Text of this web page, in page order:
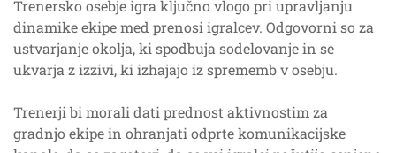
Trenersko osebje igra ključno vlogo pri upravljanju
dinamike ekipe med prenosi igralcev. Odgovorni so za
ustvarjanje okolja, ki spodbuja sodelovanje in se
ukvarja z izzivi, ki izhajajo iz sprememb v osebju.
Trenerji bi morali dati prednost aktivnostim za
gradnjo ekipe in ohranjati odprte komunikacijske